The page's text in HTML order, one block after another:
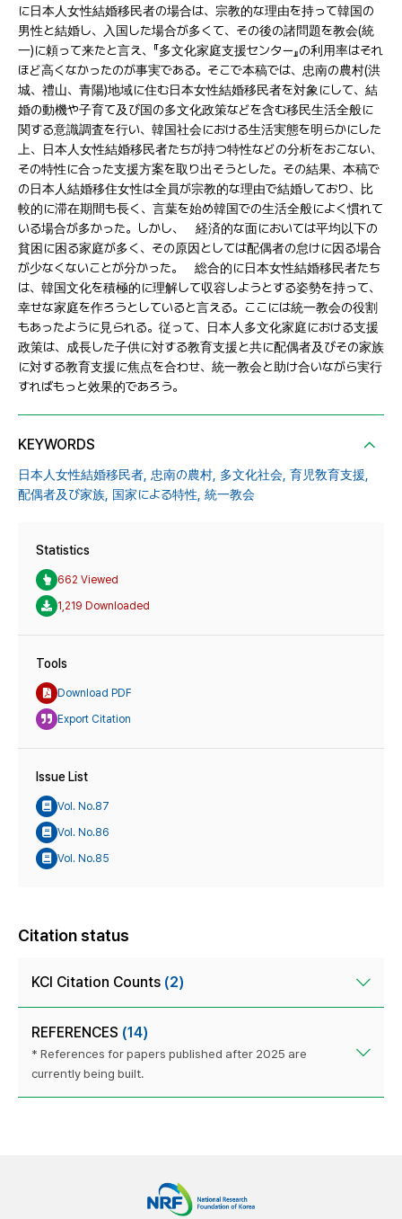
に日本人女性結婚移民者の場合は、宗教的な理由を持って韓国の
男性と結婚し、入国した場合が多くて、その後の諸問題を教会(統
一)に頼って来たと言え、『多文化家庭支援センター』の利用率はそれ
ほど高くなかったのが事実である。そこで本稿では、忠南の農村(洪
城、禮山、青陽)地域に住む日本女性結婚移民者を対象にして、結
婚の動機や子育て及び国の多文化政策などを含む移民生活全般に
関する意識調査を行い、韓国社会における生活実態を明らかにした
上、日本人女性結婚移民者たちが持つ特性などの分析をおこない、
その特性に合った支援方案を取り出そうとした。その結果、本稿で
の日本人結婚移住女性は全員が宗教的な理由で結婚しており、比
較的に滞在期間も長く、言葉を始め韓国での生活全般によく慣れて
いる場合が多かった。しかし、 経済的な面においては平均以下の
貧困に困る家庭が多く、その原因としては配偶者の怠けに因る場合
が少なくないことが分かった。 総合的に日本女性結婚移民者たち
は、韓国文化を積極的に理解して収容しようとする姿勢を持って、
幸せな家庭を作ろうとしていると言える。ここには統一教会の役割
もあったように見られる。従って、日本人多文化家庭における支援
政策は、成長した子供に対する教育支援と共に配偶者及びその家族
に対する教育支援に焦点を合わせ、統一教会と助け合いながら実行
すればもっと效果的であろう。
KEYWORDS
日本人女性結婚移民者, 忠南の農村, 多文化社会, 育児敎育支援,
配偶者及び家族, 国家による特性, 統一教会
Statistics
662 Viewed
1,219 Downloaded
Tools
Download PDF
Export Citation
Issue List
Vol. No.87
Vol. No.86
Vol. No.85
Citation status
KCI Citation Counts (2)
REFERENCES (14)
* References for papers published after 2025 are
currently being built.